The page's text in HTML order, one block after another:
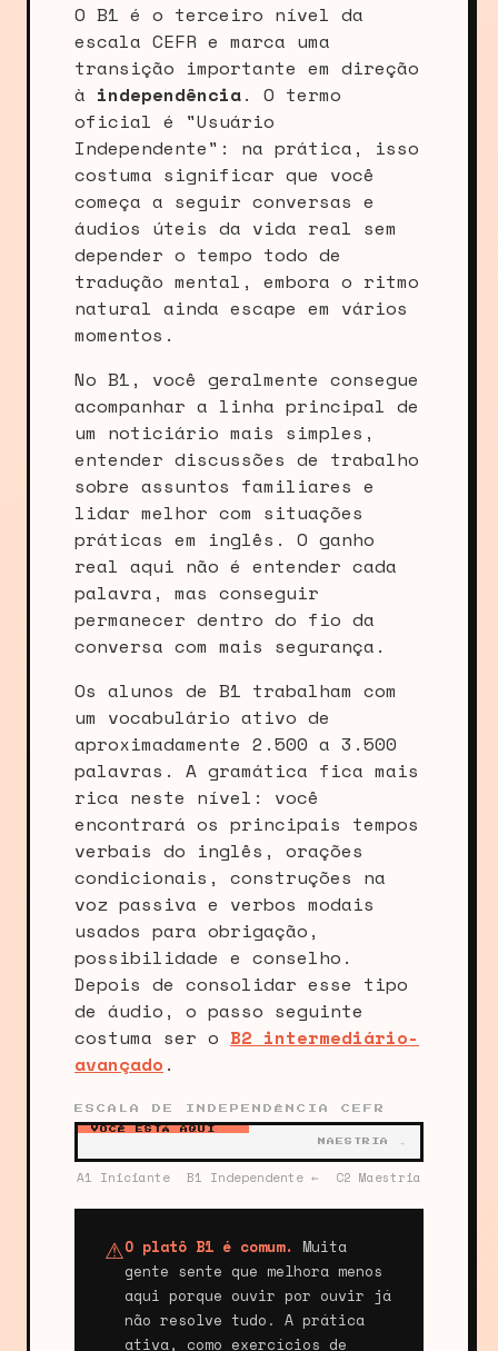
O B1 é o terceiro nível da
escala CEFR e marca uma
transição importante em direção
à independência. O termo
oficial é "Usuário
Independente": na prática, isso
costuma significar que você
começa a seguir conversas e
áudios úteis da vida real sem
depender o tempo todo de
tradução mental, embora o ritmo
natural ainda escape em vários
momentos.
No B1, você geralmente consegue
acompanhar a linha principal de
um noticiário mais simples,
entender discussões de trabalho
sobre assuntos familiares e
lidar melhor com situações
práticas em inglês. O ganho
real aqui não é entender cada
palavra, mas conseguir
permanecer dentro do fio da
conversa com mais segurança.
Os alunos de B1 trabalham com
um vocabulário ativo de
aproximadamente 2.500 a 3.500
palavras. A gramática fica mais
rica neste nível: você
encontrará os principais tempos
verbais do inglês, orações
condicionais, construções na
voz passiva e verbos modais
usados para obrigação,
possibilidade e conselho.
Depois de consolidar esse tipo
de áudio, o passo seguinte
costuma ser o B2 intermediário-
avançado .
ESCALA DE INDEPENDÊNCIA CEFR
VOCÊ ESTÁ AQUI
MAESTRIA →
A1 Iniciante B1 Independente ← C2 Maestria
⚠ O platô B1 é comum. Muita
gente sente que melhora menos
aqui porque ouvir por ouvir já
não resolve tudo. A prática
ativa, como exercícios de